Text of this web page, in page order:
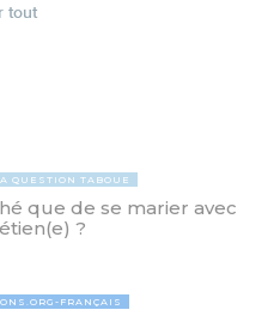
tout
QUESTION TABOUE
que de se marier avec
?
FRANÇAIS